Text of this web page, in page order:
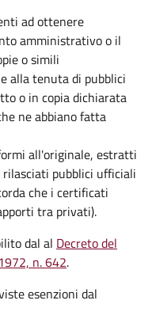
ad ottenere
amministrativo o il
o simili
alla tenuta di pubblici
o in copia dichiarata
ne abbiano fatta
all'originale, estratti
pubblici ufficiali
che i certificati
tra privati).
dal al Decreto del
n. 642.
esenzioni dal